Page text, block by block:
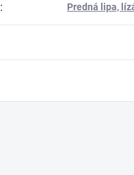
: Predná lipa,